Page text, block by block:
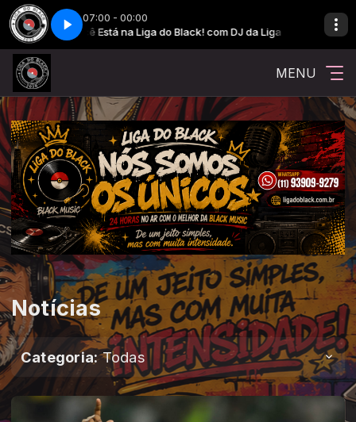
07:00 - 00:00
Você Está na Liga do Black! com DJ da LigaVocê Está na Liga
MENU
Notícias
Categoria: Todas